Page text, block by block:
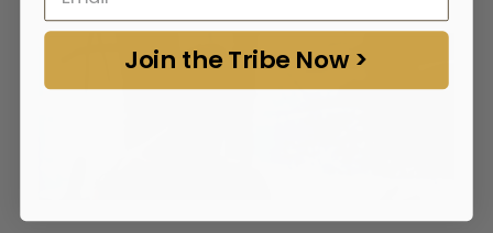
Join the Tribe Now >